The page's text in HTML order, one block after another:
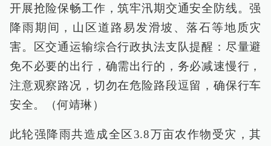
开展抢险保畅工作，筑牢汛期交通安全防线。强
降雨期间，山区道路易发滑坡、落石等地质灾
害。区交通运输综合行政执法支队提醒：尽量避
免不必要的出行，确需出行的，务必减速慢行，
注意观察路况，切勿在危险路段逗留，确保行车
安全。（何靖琳）
此轮强降雨共造成全区3.8万亩农作物受灾，其